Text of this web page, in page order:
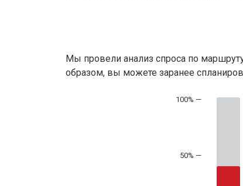
Мы провели анализ спроса по
образом, вы можете заранее
50% —